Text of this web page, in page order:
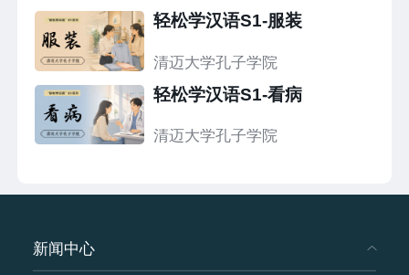
轻松学汉语S1-服装
清迈大学孔子学院
轻松学汉语S1-看病
清迈大学孔子学院
新闻中心